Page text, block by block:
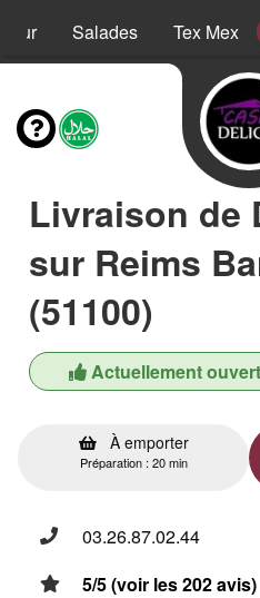
Salades Tex Mex
Livraison de
sur Reims
(51100)
Actuellement
À emporter
Préparation : 20 min
03.26.87.02.44
5/5 (voir les 202 avis)